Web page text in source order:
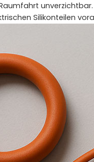
Silikonteilen